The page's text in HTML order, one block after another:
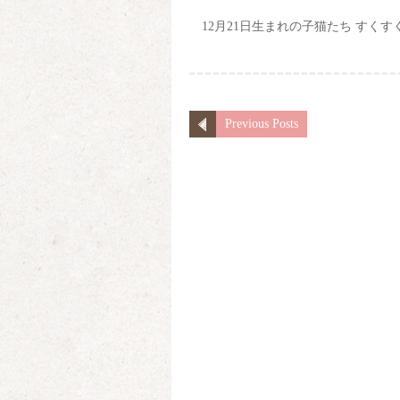
12月21日生まれの子猫たち すくす
Previous Posts